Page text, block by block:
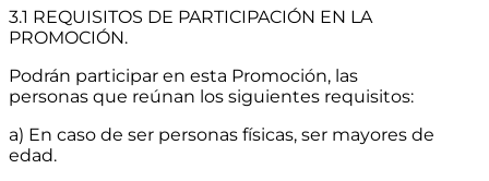
3.1 REQUISITOS DE PARTICIPACIÓN EN LA
PROMOCIÓN.
Podrán participar en esta Promoción, las
personas que reúnan los siguientes requisitos:
a) En caso de ser personas físicas, ser mayores de
edad.